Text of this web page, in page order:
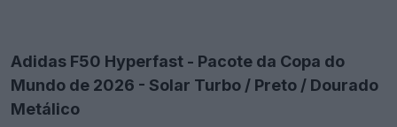
Adidas F50 Hyperfast - Pacote da Copa do
Mundo de 2026 - Solar Turbo / Preto / Dourado
Metálico